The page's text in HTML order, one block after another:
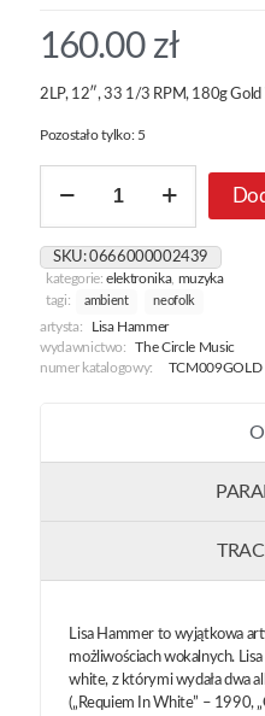
160.00 zł
2LP, 12″, 33 1/3 RPM, 180g
Pozostało tylko: 5
Dakini
SKU:0666000002439
kategorie:elektronika, muzyka
tagi:
ambient neofolk
artysta:
Lisa Hammer
wydawnictwo:
The Circle Music
numer katalogowy:
TCM009GOLD
Lisa Hammer to wyjątkowa
możliwościach wokalnych.
white, z którymi wydała dwa
(„Requiem In White” – 1990,